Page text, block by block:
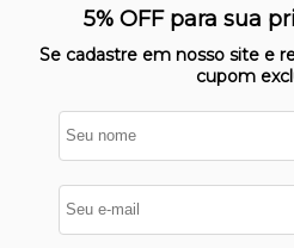
Nosso site opera
protegido
5% OFF para sua
Se cadastre em nosso site e
cupom